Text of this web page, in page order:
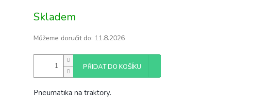
cena:
Skladem
Můžeme doručit do: 11.8.2026
PŘIDAT DO KOŠÍKU
Pneumatika na traktory.